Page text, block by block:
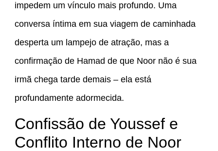
impedem um vínculo mais profundo. Uma
conversa íntima em sua viagem de caminhada
desperta um lampejo de atração, mas a
confirmação de Hamad de que Noor não é sua
irmã chega tarde demais – ela está
profundamente adormecida.
Confissão de Youssef e
Conflito Interno de Noor